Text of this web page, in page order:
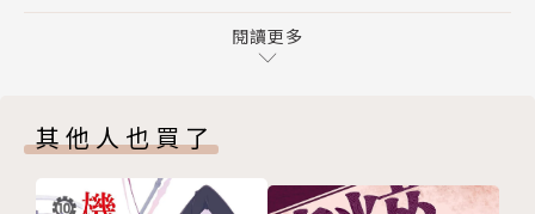
番外篇 穆寇達先生振興村莊
閱讀更多
其他人也買了